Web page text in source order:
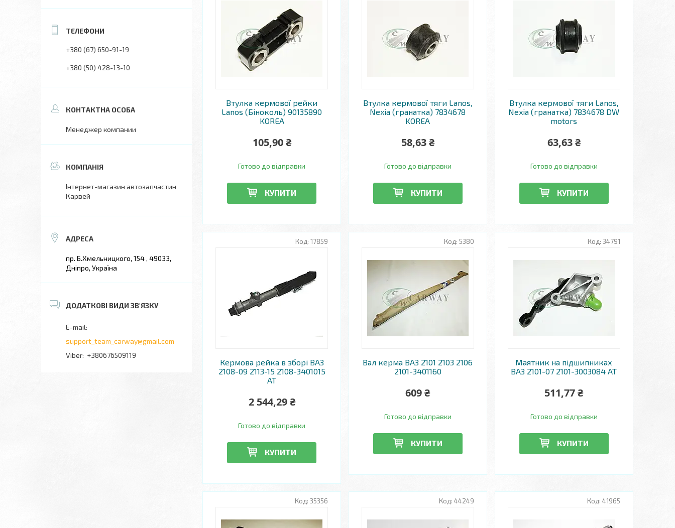
Втулка кермової рейки
Lanos (Біноколь) 90135890
KOREA
105,90 ₴
Готово до відправки
КУПИТИ
Втулка кермової тяги Lanos,
Nexia (гранатка) 7834678
KOREA
58,63 ₴
Готово до відправки
КУПИТИ
Втулка кермової тяги Lanos,
Nexia (гранатка) 7834678 DW
motors
63,63 ₴
Готово до відправки
КУПИТИ
17859
Кермова рейка в зборі ВАЗ
2108-09 2113-15 2108-3401015
AT
2 544,29 ₴
Готово до відправки
КУПИТИ
5380
Вал керма ВАЗ 2101 2103 2106
2101-3401160
609 ₴
Готово до відправки
КУПИТИ
34791
Маятник на підшипниках
ВАЗ 2101-07 2101-3003084 AT
511,77 ₴
Готово до відправки
КУПИТИ
35356 44249 41965
+380 (67) 650-91-19
+380 (50) 428-13-10
Менеджер компании
Інтернет-магазин автозапчастин
Карвей
пр. Б.Хмельницкого, 154 , 49033,
Дніпро, Україна
support_team_carway@gmail.com
+380676509119